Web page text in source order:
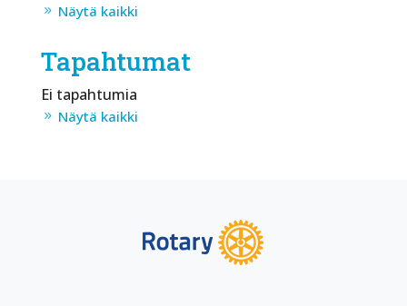
Näytä kaikki
Tapahtumat
Ei tapahtumia
Näytä kaikki